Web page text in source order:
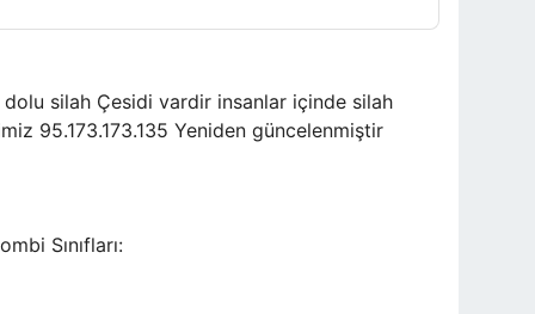
silah Çesidi vardir insanlar içinde silah
95.173.173.135 Yeniden güncelenmiştir
Sınıfları: